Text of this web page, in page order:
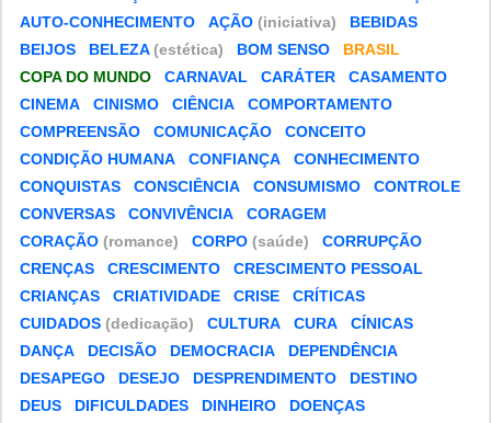
AUTO-CONHECIMENTO
AÇÃO (iniciativa)
BEBIDAS
BEIJOS
BELEZA(estética) BOM SENSO
BRASIL
COPA DO MUNDO
CARNAVAL CARÁTER
CASAMENTO
CINEMA
CINISMO CIÊNCIA
COMPORTAMENTO
COMPREENSÃO
COMUNICAÇÃO
CONCEITO
CONDIÇÃO HUMANA
CONFIANÇA
CONHECIMENTO
CONQUISTAS
CONSCIÊNCIA CONSUMISMO
CONTROLE
CONVERSAS
CONVIVÊNCIA
CORAGEM
CORAÇÃO (romance) CORPO (saúde)
CORRUPÇÃO
CRENÇAS
CRESCIMENTO
CRESCIMENTO PESSOAL
CRIANÇAS
CRIATIVIDADE CRISE
CRÍTICAS
CUIDADOS (dedicação) CULTURA CURA
CÍNICAS
DANÇA
DECISÃO DEMOCRACIA
DEPENDÊNCIA
DESAPEGO
DESEJO DESPRENDIMENTO
DESTINO
DEUS
DIFICULDADES DINHEIRO
DOENÇAS